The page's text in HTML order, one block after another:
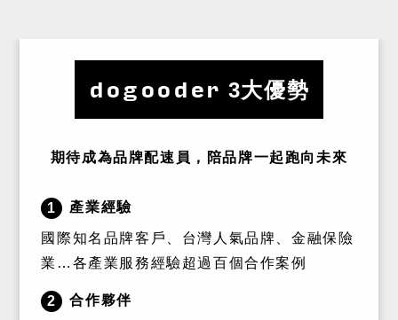
dogooder 3大優勢
期待成為品牌配速員，陪品牌一起跑向未來
1 產業經驗
國際知名品牌客戶、台灣人氣品牌、金融保險
業…各產業服務經驗超過百個合作案例
2 合作夥伴